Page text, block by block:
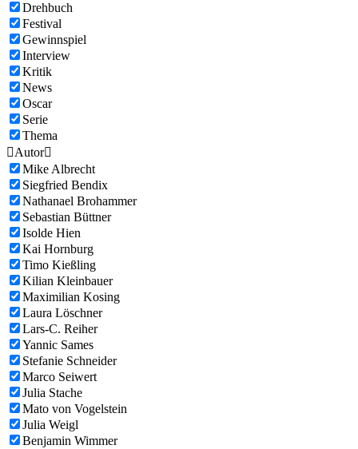
Drehbuch
Festival
Gewinnspiel
Interview
Kritik
News
Oscar
Serie
Thema
Autor
Mike Albrecht
Siegfried Bendix
Nathanael Brohammer
Sebastian Büttner
Isolde Hien
Kai Hornburg
Timo Kießling
Kilian Kleinbauer
Maximilian Kosing
Laura Löschner
Lars-C. Reiher
Yannic Sames
Stefanie Schneider
Marco Seiwert
Julia Stache
Mato von Vogelstein
Julia Weigl
Benjamin Wimmer